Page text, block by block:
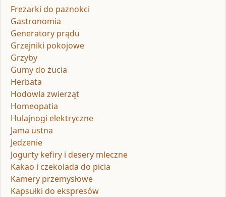
Frezarki do paznokci
Gastronomia
Generatory prądu
Grzejniki pokojowe
Grzyby
Gumy do żucia
Herbata
Hodowla zwierząt
Homeopatia
Hulajnogi elektryczne
Jama ustna
Jedzenie
Jogurty kefiry i desery mleczne
Kakao i czekolada do picia
Kamery przemysłowe
Kapsułki do ekspresów